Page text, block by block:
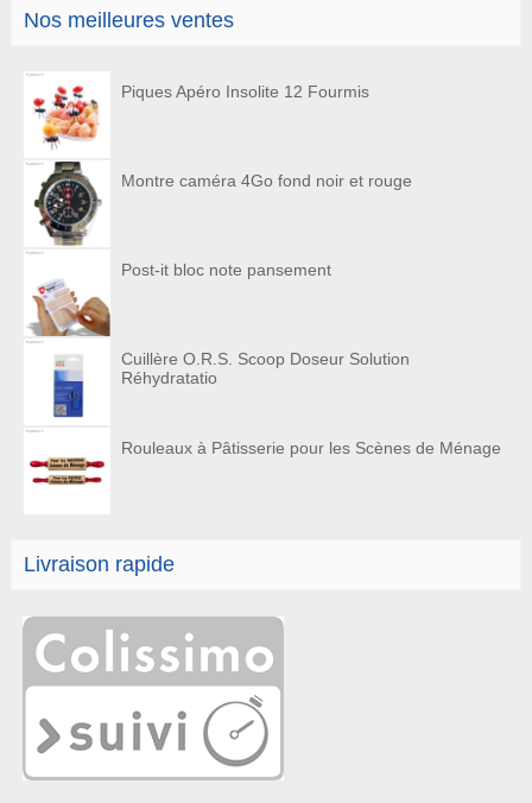
Nos meilleures ventes
Piques Apéro Insolite 12 Fourmis
Montre caméra 4Go fond noir et rouge
Post-it bloc note pansement
Cuillère O.R.S. Scoop Doseur Solution
Réhydratatio
Rouleaux à Pâtisserie pour les Scènes de Ménage
Livraison rapide